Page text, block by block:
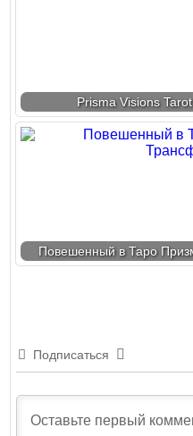
Prisma Visions
Повешенный в Таро
Подписаться